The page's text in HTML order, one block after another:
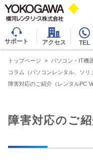
サポート アクセス TEL
トップページ > パソコン・IT機
コラム（パソコンレンタル、ソリ
障害対応のご紹介（レンタルPC
障害対応のご